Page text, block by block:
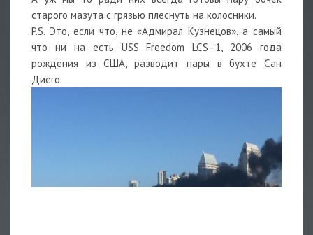
старого мазута с грязью плеснуть на колосники.
P.S. Это, если что, не «Адмирал Кузнецов», а самый
что ни на есть USS Freedom LCS–1, 2006 года
рождения из США, разводит пары в бухте Сан
Диего.